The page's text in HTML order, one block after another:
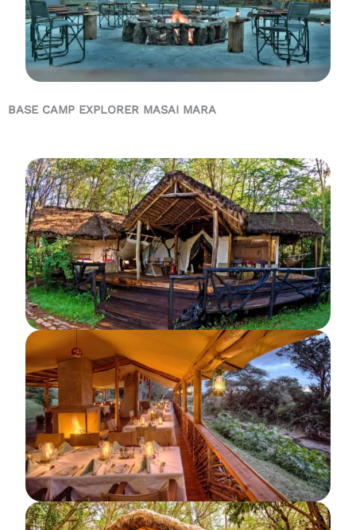
BASE CAMP EXPLORER MASAI MARA